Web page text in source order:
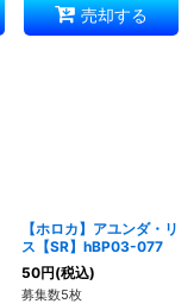
売却する
【ホロカ】アユンダ・リ
ス【SR】hBP03-077
50円(税込)
募集数5枚